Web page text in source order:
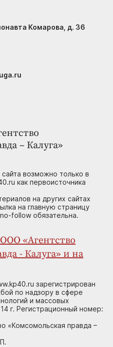
– Калуга»
возможно только в
как первоисточника
на других сайтах
на главную страницу
follow обязательна.
«Агентство
- Калуга» и на
зарегистрирован
по надзору в сфере
и массовых
г. Регистрационный номер:
«Комсомольская правда –
Комарова, д. 36